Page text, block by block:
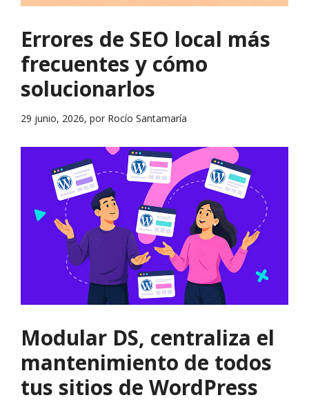
Errores de SEO local más
frecuentes y cómo
solucionarlos
29 junio, 2026, por Rocío Santamaría
Modular DS, centraliza el
mantenimiento de todos
tus sitios de WordPress